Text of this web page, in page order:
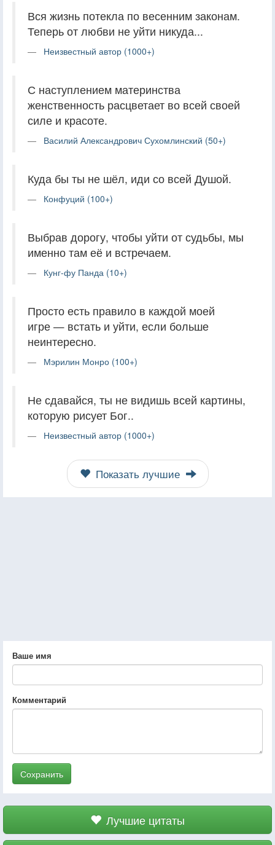
Вся жизнь потекла по весенним законам.
Теперь от любви не уйти никуда...
Неизвестный автор (1000+)
С наступлением материнства
женственность расцветает во всей своей
силе и красоте.
Василий Александрович Сухомлинский (50+)
Куда бы ты не шёл, иди со всей Душой.
Конфуций (100+)
Выбрав дорогу, чтобы уйти от судьбы, мы
именно там её и встречаем.
Кунг-фу Панда (10+)
Просто есть правило в каждой моей
игре — встать и уйти, если больше
неинтересно.
Мэрилин Монро (100+)
Не сдавайся, ты не видишь всей картины,
которую рисует Бог..
Неизвестный автор (1000+)
Показать лучшие
Ваше имя
Комментарий
Сохранить
Лучшие цитаты